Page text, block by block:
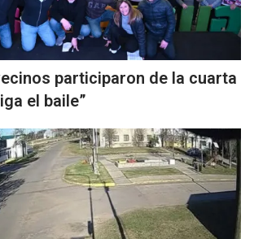
participaron de la cuarta
el baile”